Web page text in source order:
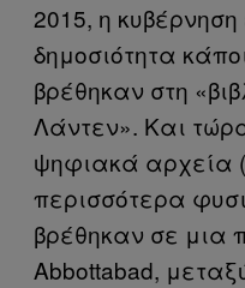
2015, η
δημοσιότητα
βρέθηκαν στη
Λάντεν». Και
ψηφιακά αρχεία
περισσότερα
βρέθηκαν σε μια
Abbottabad,